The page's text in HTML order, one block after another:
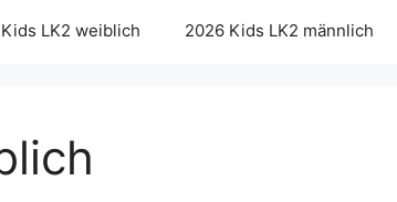
LK2 weiblich 2026 Kids LK2 männlich